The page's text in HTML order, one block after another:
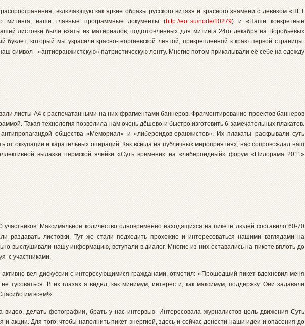
включающую как яркие образы русского витязя и красного знамени с девизом «НЕТ
митинга, наши главные программные документы (http://eot.su/node/10279) и «Наши конкретные
листовки были взяты из материалов, подготовленных для митинга 24го декабря на Воробьёвых
который мы украсили красно-георгиевской лентой, прикрепленной к краю первой страницы.
символ - «антиоранжистскую» патриотическую ленту. Многие потом прикалывали её себе на одежду
листы А4 с распечатанными на них фрагментами баннеров. Фрагментирование проектов баннеров
Такая технология позволила нам очень дёшево и быстро изготовить 6 замечательных плакатов.
общества «Мемориал» и «либероидов-оранжистов». Их плакаты раскрывали суть
от оккупации и карательных операций. Как всегда на публичных мероприятиях, нас сопровождал наш
вылазки пермской ячейки «Суть времени» на «либероидный» форум «Пилорама 2011»
Максимальное количество одновременно находящихся на пикете людей составило 60-70
раздавать листовки. Тут же стали подходить прохожие и интересоваться нашими взглядами на
выслушивали нашу информацию, вступали в диалог. Многие из них оставались на пикете вплоть до
с участниками.
вел дискуссии с интересующимися гражданами, отметил: «Прошедший пикет вдохновил меня
В их глазах я видел, как минимум, интерес и, как максимум, поддержку. Они задавали
им всем!»
видео, делать фотографии, брать у нас интервью. Интересовала журналистов цель движения Суть
акции. Для того, чтобы наполнить пикет энергией, здесь и сейчас донести наши идеи и опасения до